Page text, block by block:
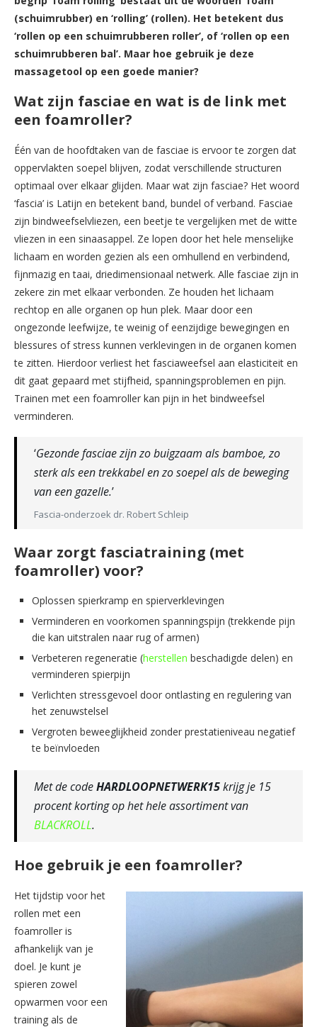
(schuimrubber) en ‘rolling’ (rollen). Het betekent dus
‘rollen op een schuimrubberen roller’, of ‘rollen op een
schuimrubberen bal’. Maar hoe gebruik je deze
massagetool op een goede manier?
Wat zijn fasciae en wat is de link met
een foamroller?
Één van de hoofdtaken van de fasciae is ervoor te zorgen dat
oppervlakten soepel blijven, zodat verschillende structuren
optimaal over elkaar glijden. Maar wat zijn fasciae? Het woord
‘fascia’ is Latijn en betekent band, bundel of verband. Fasciae
zijn bindweefselvliezen, een beetje te vergelijken met de witte
vliezen in een sinaasappel. Ze lopen door het hele menselijke
lichaam en worden gezien als een omhullend en verbindend,
fijnmazig en taai, driedimensionaal netwerk. Alle fasciae zijn in
zekere zin met elkaar verbonden. Ze houden het lichaam
rechtop en alle organen op hun plek. Maar door een
ongezonde leefwijze, te weinig of eenzijdige bewegingen en
blessures of stress kunnen verklevingen in de organen komen
te zitten. Hierdoor verliest het fasciaweefsel aan elasticiteit en
dit gaat gepaard met stijfheid, spanningsproblemen en pijn.
Trainen met een foamroller kan pijn in het bindweefsel
verminderen.
‘Gezonde fasciae zijn zo buigzaam als bamboe, zo
sterk als een trekkabel en zo soepel als de beweging
van een gazelle.’
Fascia-onderzoek dr. Robert Schleip
Waar zorgt fasciatraining (met
foamroller) voor?
Oplossen spierkramp en spierverklevingen
Verminderen en voorkomen spanningspijn (trekkende pijn
die kan uitstralen naar rug of armen)
Verbeteren regeneratie (herstellen beschadigde delen) en
verminderen spierpijn
Verlichten stressgevoel door ontlasting en regulering van
het zenuwstelsel
Vergroten beweeglijkheid zonder prestatieniveau negatief
te beïnvloeden
Met de codeHARDLOOPNETWERK15krijg je 15
procent korting op het hele assortiment van
BLACKROLL.
Hoe gebruik je een foamroller?
Het tijdstip voor het
rollen met een
foamroller is
afhankelijk van je
doel. Je kunt je
spieren zowel
opwarmen voor een
training als de